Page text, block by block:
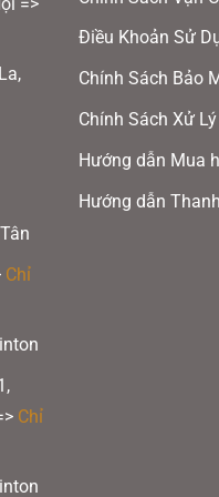
Giày cầu lông
thế giới tin tưởng
Chỉ
Chỉ
Điều Khoản Sử
Chính Sách Bảo
Chính Sách Xử
Hướng dẫn Mua
Hướng dẫn